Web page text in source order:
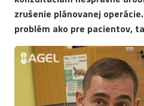
zrušenie plánovanej
problém ako pre pacientov,